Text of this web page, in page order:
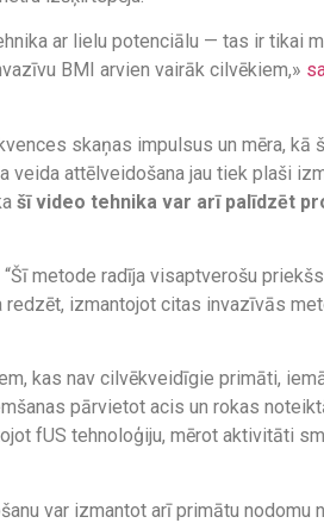
ar lielu potenciālu — tas ir tikai
BMI arvien vairāk cilvēkiem,»
skaņas impulsus un mēra, kā
veida attēlveidošana jau tiek plaši
šī video tehnika var arī palīdzēt
“Šī metode radīja visaptverošu
redzēt, izmantojot citas invazīvās
kas nav cilvēkveidīgie primāti,
pārvietot acis un rokas
fUS tehnoloģiju, mērot aktivitāti
var izmantot arī primātu nodomu